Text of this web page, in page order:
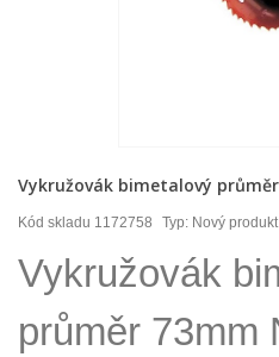
Vykružovák bimetalový
Kód skladu 1172758 Typ: Nový produkt
Vykružovák
průměr 73mm